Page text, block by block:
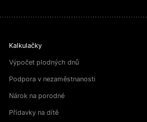
Kalkulačky
Výpočet plodných dnů
Podpora v nezaměstnanosti
Nárok na porodné
Přídavky na dítě